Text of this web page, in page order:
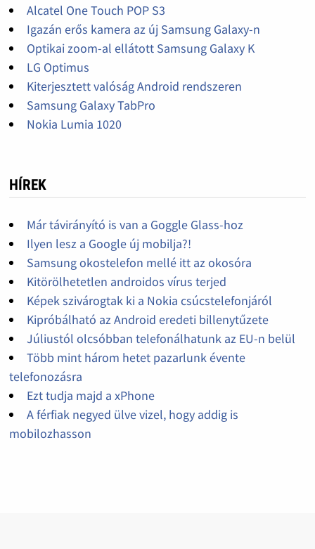
Alcatel One Touch POP S3
Igazán erős kamera az új Samsung Galaxy-n
Optikai zoom-al ellátott Samsung Galaxy K
LG Optimus
Kiterjesztett valóság Android rendszeren
Samsung Galaxy TabPro
Nokia Lumia 1020
HÍREK
Már távirányító is van a Goggle Glass-hoz
Ilyen lesz a Google új mobilja?!
Samsung okostelefon mellé itt az okosóra
Kitörölhetetlen androidos vírus terjed
Képek szivárogtak ki a Nokia csúcstelefonjáról
Kipróbálható az Android eredeti billenytűzete
Júliustól olcsóbban telefonálhatunk az EU-n belül
Több mint három hetet pazarlunk évente
telefonozásra
Ezt tudja majd a xPhone
A férfiak negyed ülve vizel, hogy addig is
mobilozhasson